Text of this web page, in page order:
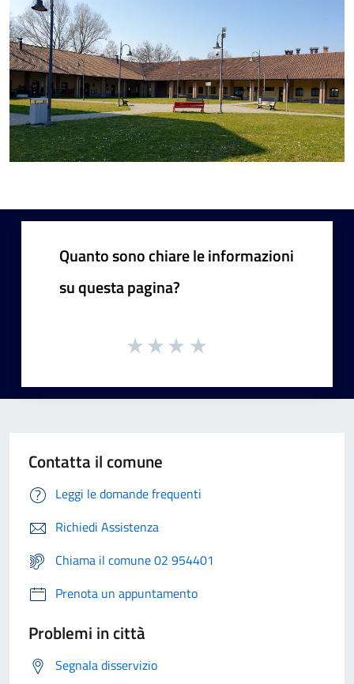
Quanto sono chiare le informazioni
su questa pagina?
Contatta il comune
Leggi le domande frequenti
Richiedi Assistenza
Chiama il comune 02 954401
Prenota un appuntamento
Problemi in città
Segnala disservizio